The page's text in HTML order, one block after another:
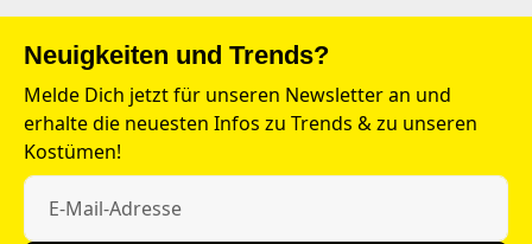
Neuigkeiten und Trends?
Melde Dich jetzt für unseren Newsletter an und
erhalte die neuesten Infos zu Trends & zu unseren
Kostümen!